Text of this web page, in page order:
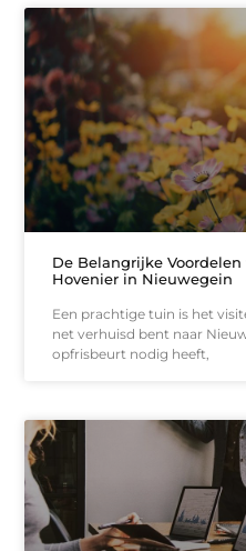
De Belangrijke
Hovenier in Nieuwegein
Een prachtige tuin is het
net verhuisd bent naar
opfrisbeurt nodig heeft,